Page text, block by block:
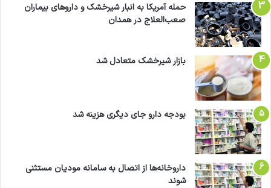
حمله آمریکا به انبار شیرخشک و داروهای بیماران
صعب‌العلاج در همدان
بازار شیرخشک متعادل شد
بودجه دارو جای دیگری هزینه شد
داروخانه‌ها از اتصال به سامانه مودیان مستثنی
شوند